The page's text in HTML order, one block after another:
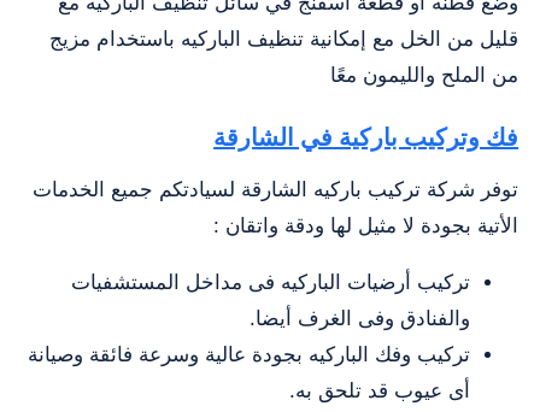
قليل من الخل مع إمكانية تنظيف الباركيه باستخدام مزيج
من الملح والليمون معًا
فك وتركيب باركية في الشارقة
توفر شركة تركيب باركيه الشارقة لسيادتكم جميع الخدمات
الأتية بجودة لا مثيل لها ودقة واتقان :
تركيب أرضيات الباركيه فى مداخل المستشفيات
والفنادق وفى الغرف أيضا.
تركيب وفك الباركيه بجودة عالية وسرعة فائقة وصيانة
أى عيوب قد تلحق به.